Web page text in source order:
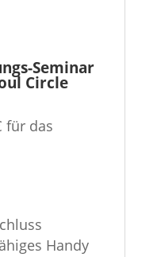
Seminar
Circle
für das
Handy